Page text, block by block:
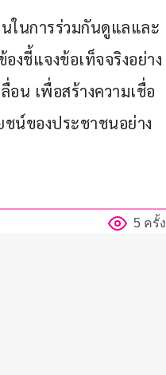
ในการร่วมกันดูแลและ
งชี้แจงข้อเท็จจริงอย่าง
อน เพื่อสร้างความเชื่อ
น์ของประชาชนอย่าง
5 ครั้ง